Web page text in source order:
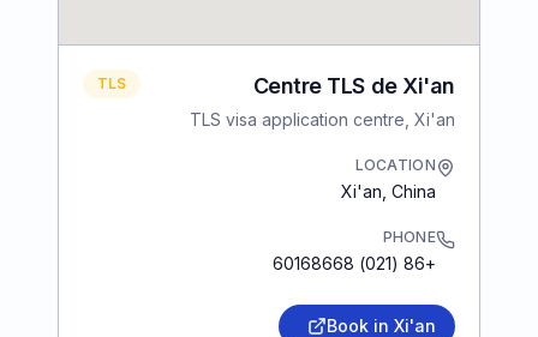
Centre TLS de Xi'an
TLS visa application centre, Xi'an
TLS
LOCATION
Xi'an China
PHONE
+86 (021) 60168668
Book in Xi'an